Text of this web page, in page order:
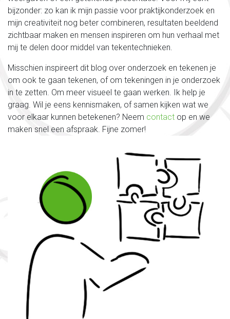
bijzonder: zo kan ik mijn passie voor praktijkonderzoek en
mijn creativiteit nog beter combineren, resultaten beeldend
zichtbaar maken en mensen inspireren om hun verhaal met
mij te delen door middel van tekentechnieken.
Misschien inspireert dit blog over onderzoek en tekenen je
om ook te gaan tekenen, of om tekeningen in je onderzoek
in te zetten. Om meer visueel te gaan werken. Ik help je
graag. Wil je eens kennismaken, of samen kijken wat we
voor elkaar kunnen betekenen? Neem contact op en we
maken snel een afspraak. Fijne zomer!